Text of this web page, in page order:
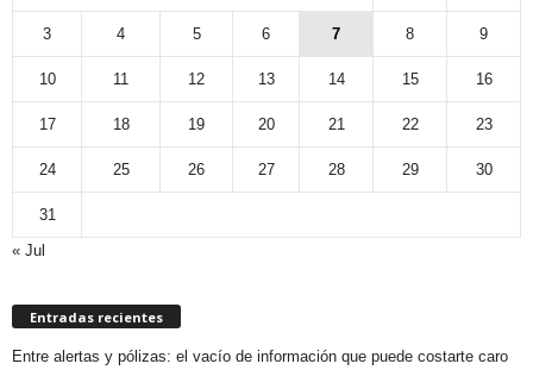
3 4 5 6 7 8 9
10 11 12 13 14 15 16
17 18 19 20 21 22 23
24 25 26 27 28 29 30
31
« Jul
Entradas recientes
Entre alertas y pólizas: el vacío de información que puede costarte caro